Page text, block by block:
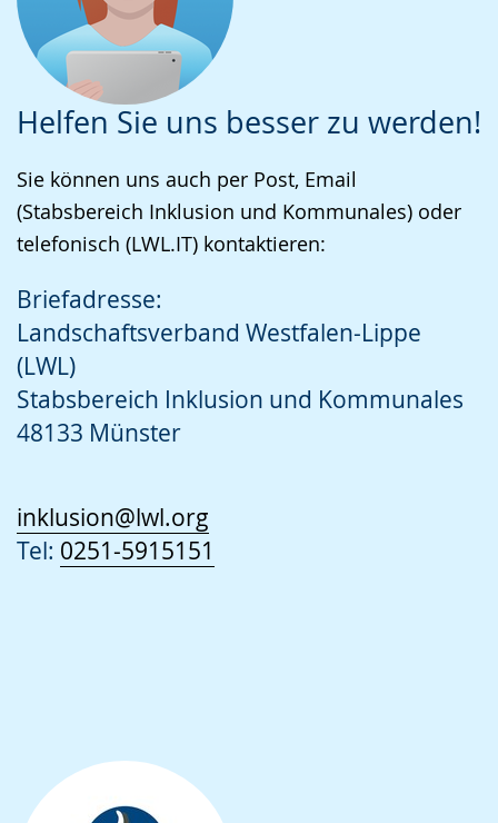
Helfen Sie uns besser zu werden!
Sie können uns auch per Post, Email
(Stabsbereich Inklusion und Kommunales) oder
telefonisch (LWL.IT) kontaktieren:
Briefadresse:
Landschaftsverband Westfalen-Lippe
(LWL)
Stabsbereich Inklusion und Kommunales
48133 Münster
inklusion@lwl.org
Tel: 0251-5915151